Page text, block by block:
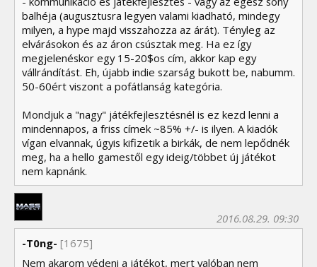
balhéja (augusztusra legyen valami kiadható, mindegy
milyen, a hype majd visszahozza az árát). Tényleg az
elvárásokon és az áron csúsztak meg. Ha ez így
megjelenéskor egy 15-20$os cím, akkor kap egy
vállrándítást. Eh, újabb indie szarság bukott be, nabumm.
50-60ért viszont a pofátlanság kategória.
Mondjuk a "nagy" játékfejlesztésnél is ez kezd lenni a
mindennapos, a friss címek ~85% +/- is ilyen. A kiadók
vígan elvannak, úgyis kifizetik a birkák, de nem lepődnék
meg, ha a hello gamestől egy ideig/többet új játékot
nem kapnánk.
-T0ng-
2016.08.29. 09:30
[1675]
Nem akarom védeni a játékot, mert valóban nem